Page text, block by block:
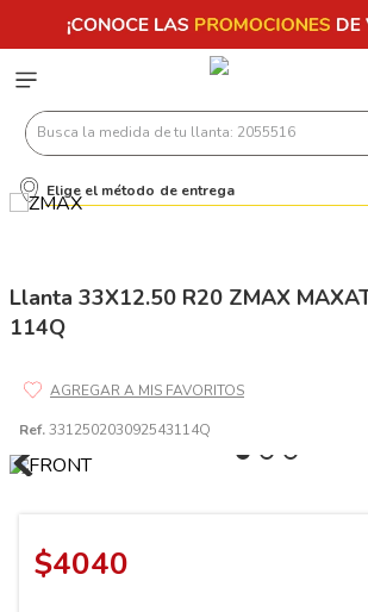
Busca la medida de tu llanta: 2055516
Elige el método de entrega
Llanta 33X12.50 R20 ZMAX
114Q
Ref.331250203092543114Q
$4040
Términos
6 205